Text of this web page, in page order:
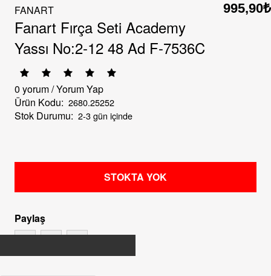
FANART
Fanart Fırça Seti Academy
Yassı No:2-12 48 Ad F-7536C
0 yorum/Yorum Yap
Ürün Kodu: 2680.25252
Stok Durumu: 2-3 gün içinde
995,90₺
STOKTA YOK
Paylaş